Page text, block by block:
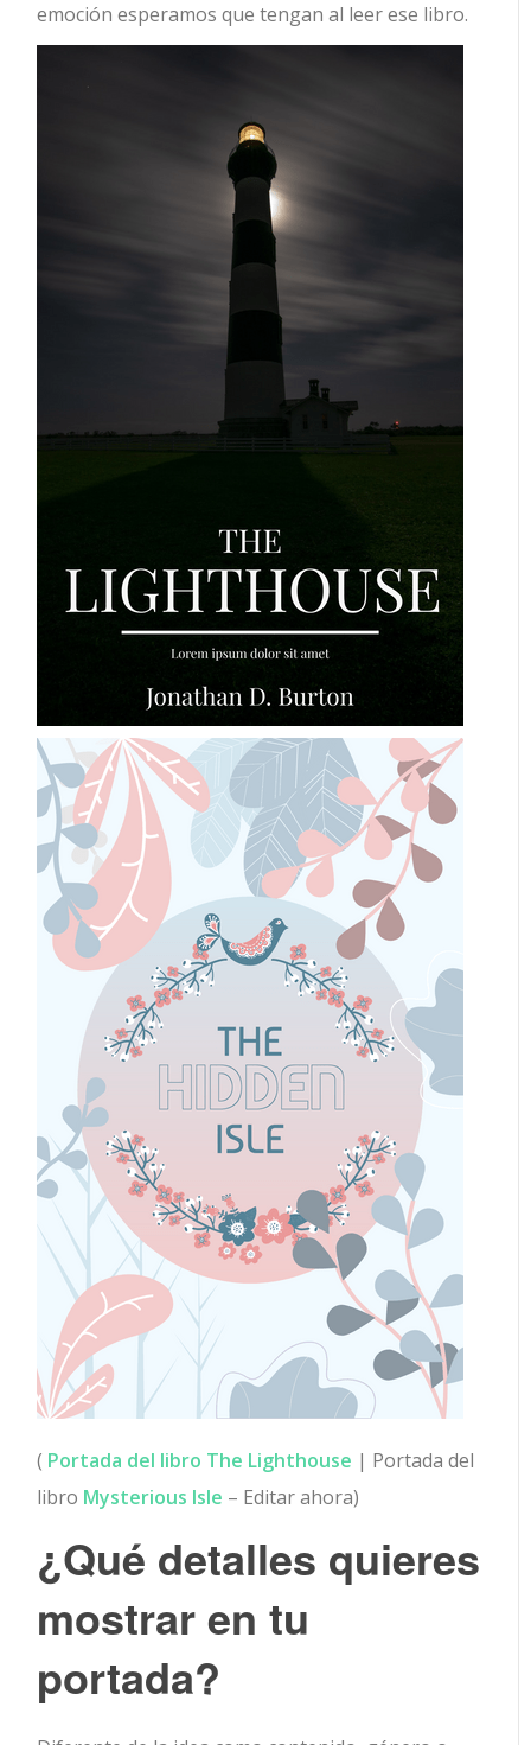
emoción esperamos que tengan al leer ese libro.
( Portada del libro The Lighthouse | Portada del
libro Mysterious Isle – Editar ahora)
¿Qué detalles quieres
mostrar en tu
portada?